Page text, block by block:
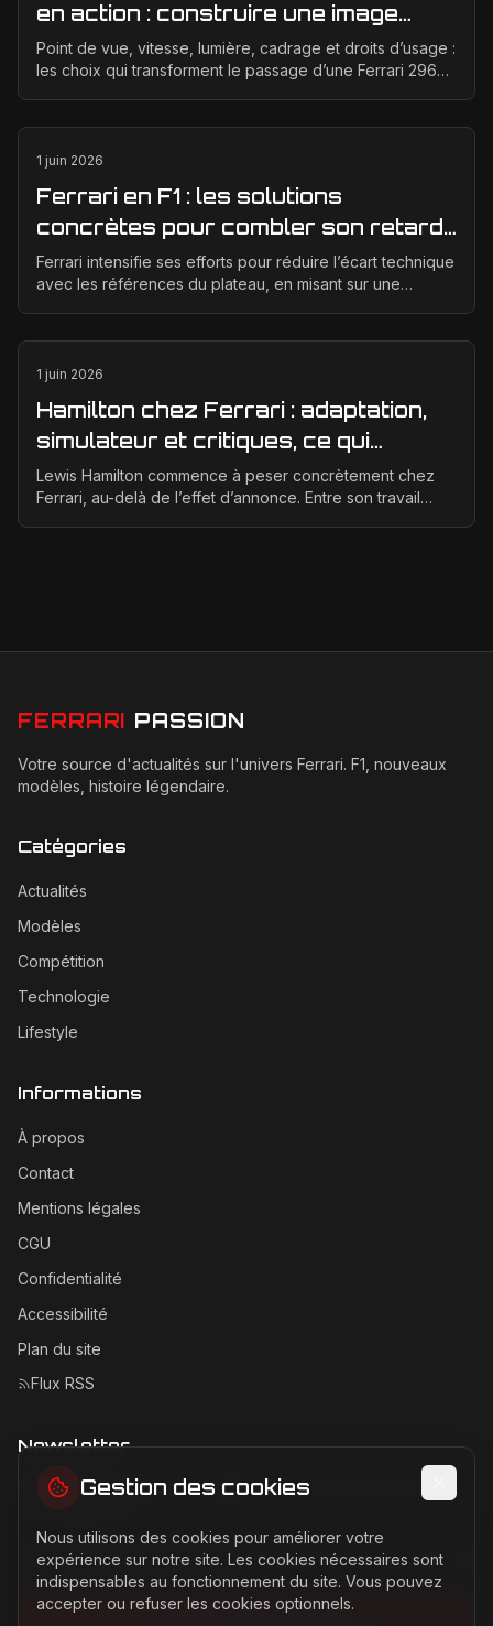
en action : construire une image
éditoriale qui raconte la course
Point de vue, vitesse, lumière, cadrage et droits d’usage :
les choix qui transforment le passage d’une Ferrari 296
1 juin 2026
Ferrari en F1 : les solutions
concrètes pour combler son retard
technique en 2026
Ferrari intensifie ses efforts pour réduire l’écart technique
avec les références du plateau, en misant sur une
1 juin 2026
Hamilton chez Ferrari : adaptation,
simulateur et critiques, ce qui
change vraiment pour la Scuderia
Lewis Hamilton commence à peser concrètement chez
Ferrari, au-delà de l’effet d’annonce. Entre son travail
FERRARI PASSION
Votre source d'actualités sur l'univers Ferrari. F1, nouveaux
modèles, histoire légendaire.
Catégories
Actualités
Modèles
Compétition
Technologie
Lifestyle
Informations
À propos
Contact
Mentions légales
CGU
Confidentialité
Accessibilité
Plan du site
Flux RSS
Newsletter
Recevez les dernières actualités Ferrari directement dans
Adresse email pour la newsletter
S'abonner à la newsletter
Gestion des cookies
Nous utilisons des cookies pour améliorer votre
expérience sur notre site. Les cookies nécessaires sont
indispensables au fonctionnement du site. Vous pouvez
accepter ou refuser les cookies optionnels.